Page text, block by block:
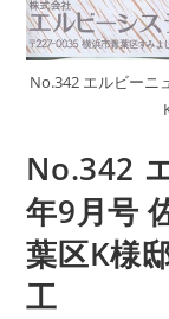
No.342 エルビーニ
No.342
年9月号
葉区K様
工